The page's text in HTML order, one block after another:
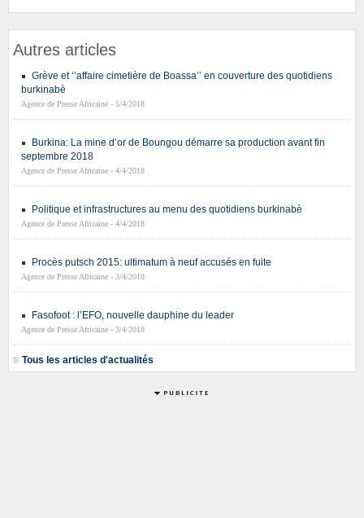
Autres articles
Grève et ‘’affaire cimetière de Boassa’’ en couverture des quotidiens
burkinabè
Agence de Presse Africaine - 5/4/2018
Burkina: La mine d’or de Boungou démarre sa production avant fin
septembre 2018
Agence de Presse Africaine - 4/4/2018
Politique et infrastructures au menu des quotidiens burkinabè
Agence de Presse Africaine - 4/4/2018
Procès putsch 2015: ultimatum à neuf accusés en fuite
Agence de Presse Africaine - 3/4/2018
Fasofoot : l’EFO, nouvelle dauphine du leader
Agence de Presse Africaine - 3/4/2018
Tous les articles d'actualités